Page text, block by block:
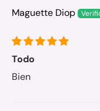
Maguette Diop
Todo
Bien